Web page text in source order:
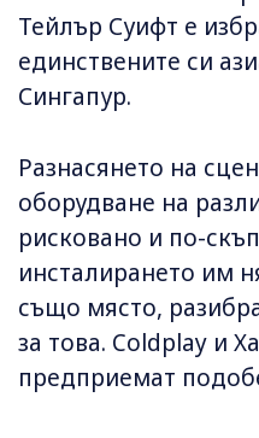
Тейлър Суифт е
единствените си
Сингапур.
Разнасянето на
оборудване на
рисковано и по-
инсталирането им
също място,
за това. Coldplay и
предприемат